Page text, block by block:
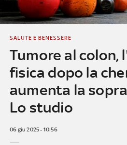
Tumore al
fisica dopo la
aumenta la
Lo studio
SALUTE E BENESSERE
06 giu 2025 - 10:56